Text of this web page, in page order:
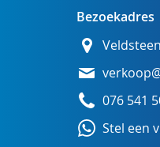
Bezoekadres
076 541
Stel een